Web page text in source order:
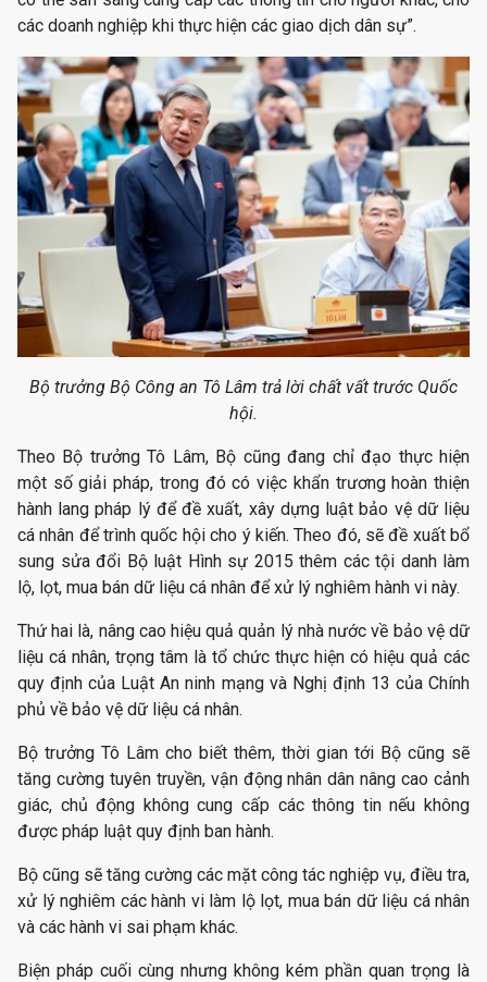
các doanh nghiệp khi thực hiện các giao dịch dân sự”.
Bộ trưởng Bộ Công an Tô Lâm trả lời chất vất trước Quốc
hội.
Theo Bộ trưởng Tô Lâm, Bộ cũng đang chỉ đạo thực hiện
một số giải pháp, trong đó có việc khẩn trương hoàn thiện
hành lang pháp lý để đề xuất, xây dựng luật bảo vệ dữ liệu
cá nhân để trình quốc hội cho ý kiến. Theo đó, sẽ đề xuất bổ
sung sửa đổi Bộ luật Hình sự 2015 thêm các tội danh làm
lộ, lọt, mua bán dữ liệu cá nhân để xử lý nghiêm hành vi này.
Thứ hai là, nâng cao hiệu quả quản lý nhà nước về bảo vệ dữ
liệu cá nhân, trọng tâm là tổ chức thực hiện có hiệu quả các
quy định của Luật An ninh mạng và Nghị định 13 của Chính
phủ về bảo vệ dữ liệu cá nhân.
Bộ trưởng Tô Lâm cho biết thêm, thời gian tới Bộ cũng sẽ
tăng cường tuyên truyền, vận động nhân dân nâng cao cảnh
giác, chủ động không cung cấp các thông tin nếu không
được pháp luật quy định ban hành.
Bộ cũng sẽ tăng cường các mặt công tác nghiệp vụ, điều tra,
xử lý nghiêm các hành vi làm lộ lọt, mua bán dữ liệu cá nhân
và các hành vi sai phạm khác.
Biện pháp cuối cùng nhưng không kém phần quan trọng là